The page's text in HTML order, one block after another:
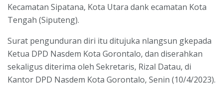
Kecamatan Sipatana, Kota Utara dank ecamatan Kota
Tengah (Siputeng).
Surat pengunduran diri itu ditujuka nlangsun gkepada
Ketua DPD Nasdem Kota Gorontalo, dan diserahkan
sekaligus diterima oleh Sekretaris, Rizal Datau, di
Kantor DPD Nasdem Kota Gorontalo, Senin (10/4/2023).